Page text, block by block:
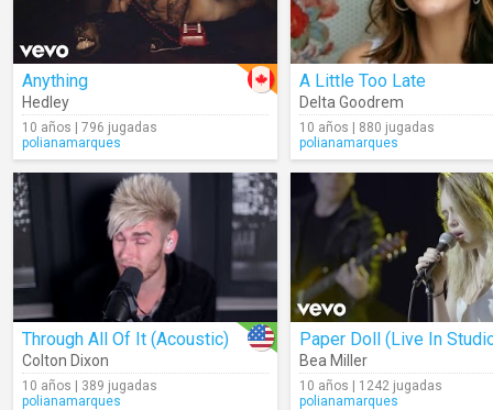
Anything
Hedley
10 años | 796 jugadas
polianamarques
A Little Too Late
Delta Goodrem
10 años | 880 jugadas
polianamarques
Through All Of It (Acoustic)
Colton Dixon
10 años | 389 jugadas
polianamarques
Paper Doll (Live In
Bea Miller
10 años | 1242 jugadas
polianamarques